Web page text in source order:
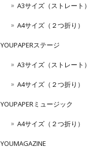
A3サイズ（ストレート）
A4サイズ（２つ折り）
YOUPAPERステージ
A3サイズ（ストレート）
A4サイズ（２つ折り）
YOUPAPERミュージック
A4サイズ（２つ折り）
YOUMAGAZINE